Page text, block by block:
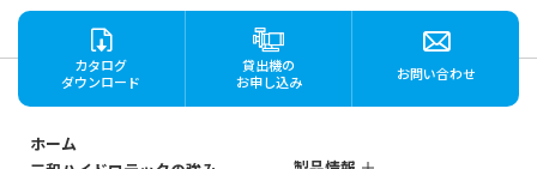
カタログ
ダウンロード
貸出機の
お申し込み
お問い合わせ
ホーム